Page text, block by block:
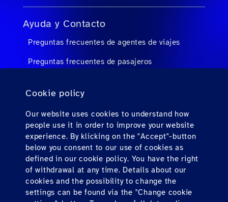
Cookie policy
Our website uses cookies to understand how
people use it in order to improve your website
experience. By klicking on the "Accept"-button
below you consent to our use of cookies as
defined in our cookie policy. You have the right
of withdrawal at any time. Details about our
cookies and the possibility to change the
settings can be found via the "Change cookie
Ayuda y Contacto
Preguntas frecuentes de agentes de viajes
Preguntas frecuentes de pasajeros
Descargas
Factura electrónica (solo para México)
Find us here